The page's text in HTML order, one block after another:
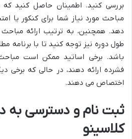
بررسی کنید. اطمینان حاصل کنید که
مباحث مورد نیاز شما برای کنکور یا
دهد. همچنین، به ترتیب ارائه
طول دوره نیز توجه کنید تا با برنامه
باشد. برخی اساتید ممکن است
فشرده ارائه دهند، در حالی که برخی
اختصاص می دهند.
ثبت نام و دسترسی به
کلاسینو